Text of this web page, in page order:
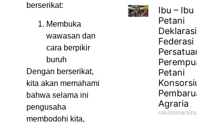
berserikat:
Membuka
wawasan dan
cara berpikir
buruh
Dengan berserikat,
kita akan memahami
bahwa selama ini
pengusaha
membodohi kita,
Ibu – Ibu
Petani
Deklarasikan
Federasi
Persatuan
Perempuan
Petani
Konsorsium
Pembaruan
Agraria
rakommarsinahfm